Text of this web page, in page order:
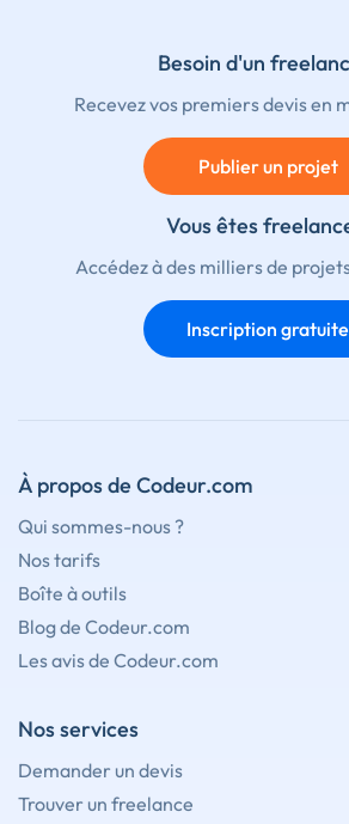
Besoin d'un
Recevez vos premiers devis en
Publier un projet
Vous êtes
Accédez à des milliers de
Inscription gratuite
À propos de Codeur.com
Qui sommes-nous ?
Nos tarifs
Boîte à outils
Blog de Codeur.com
Les avis de Codeur.com
Nos services
Demander un devis
Trouver un freelance